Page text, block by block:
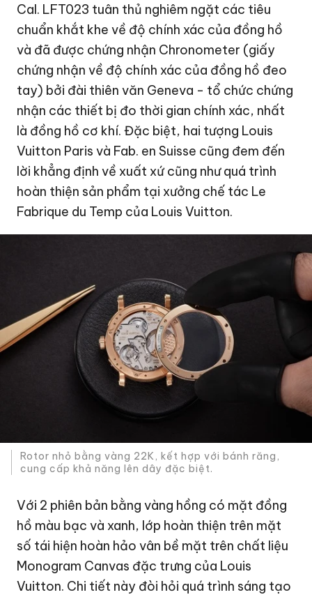
Cal. LFT023 tuân thủ nghiêm ngặt các tiêu
chuẩn khắt khe về độ chính xác của đồng hồ
và đã được chứng nhận Chronometer (giấy
chứng nhận về độ chính xác của đồng hồ đeo
tay) bởi đài thiên văn Geneva - tổ chức chứng
nhận các thiết bị đo thời gian chính xác, nhất
là đồng hồ cơ khí. Đặc biệt, hai tượng Louis
Vuitton Paris và Fab. en Suisse cũng đem đến
lời khẳng định về xuất xứ cũng như quá trình
hoàn thiện sản phẩm tại xưởng chế tác Le
Fabrique du Temp của Louis Vuitton.
Rotor nhỏ bằng vàng 22K, kết hợp với bánh răng,
cung cấp khả năng lên dây đặc biệt.
Với 2 phiên bản bằng vàng hồng có mặt đồng
hồ màu bạc và xanh, lớp hoàn thiện trên mặt
số tái hiện hoàn hảo vân bề mặt trên chất liệu
Monogram Canvas đặc trưng của Louis
Vuitton. Chi tiết này đòi hỏi quá trình sáng tạo